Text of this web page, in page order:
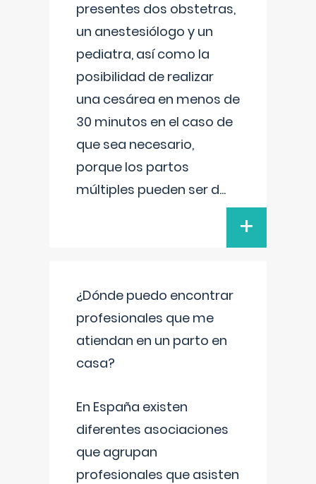
presentes dos obstetras,
un anestesiólogo y un
pediatra, así como la
posibilidad de realizar
una cesárea en menos de
30 minutos en el caso de
que sea necesario,
porque los partos
múltiples pueden ser d...
+
¿Dónde puedo encontrar
profesionales que me
atiendan en un parto en
casa?
En España existen
diferentes asociaciones
que agrupan
profesionales que asisten